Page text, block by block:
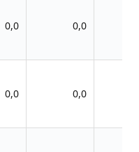
0,0 0,0
0,0 0,0